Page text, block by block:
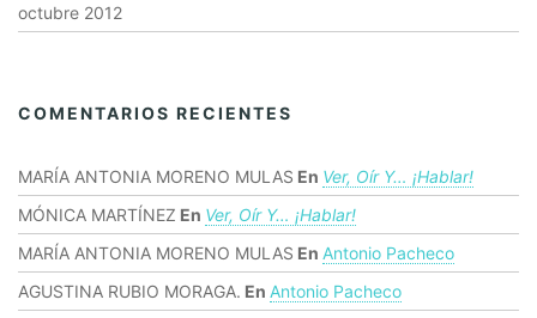
octubre 2012
COMENTARIOS RECIENTES
MARÍA ANTONIA MORENO MULAS En Ver, Oír Y… ¡hablar!
MÓNICA MARTÍNEZ En Ver, Oír Y… ¡hablar!
MARÍA ANTONIA MORENO MULAS En Antonio Pacheco
AGUSTINA RUBIO MORAGA. En Antonio Pacheco